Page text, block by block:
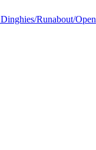
Dinghies/Runabout/Open